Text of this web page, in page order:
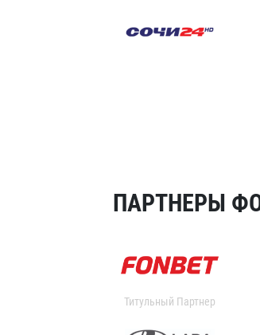
ПАРТНЕРЫ
Титульный Партнер